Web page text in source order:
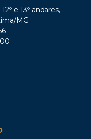
e 13º andares,
MG